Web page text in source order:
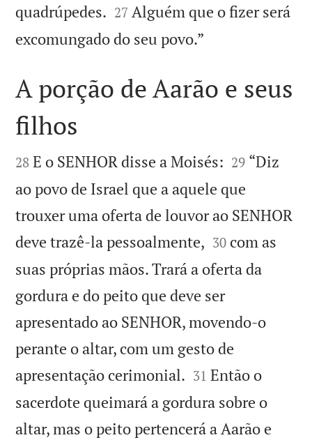
quadrúpedes. 

27 Alguém que o fizer será
excomungado do seu povo.”

A porção de Aarão e seus
filhos

28 E o SENHOR disse a Moisés: 

29 “Diz
ao povo de Israel que a aquele que
trouxer uma oferta de louvor ao SENHOR
deve trazê-la pessoalmente, 

30 com as
suas próprias mãos. Trará a oferta da
gordura e do peito que deve ser
apresentado ao SENHOR, movendo-o
perante o altar, com um gesto de
apresentação cerimonial. 

31 Então o
sacerdote queimará a gordura sobre o
altar, mas o peito pertencerá a Aarão e